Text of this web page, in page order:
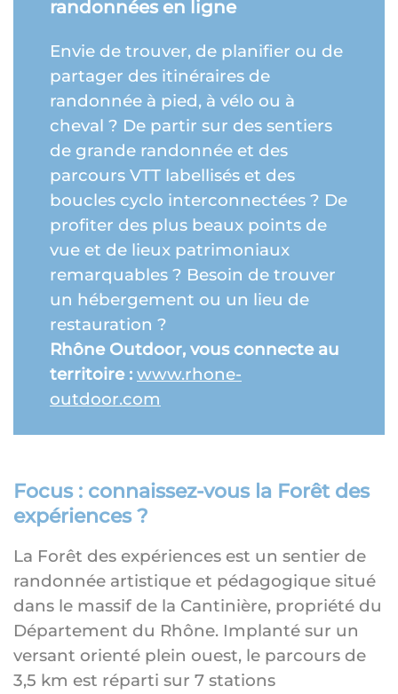
randonnées en ligne
Envie de trouver, de planifier ou de
partager des itinéraires de
randonnée à pied, à vélo ou à
cheval ? De partir sur des sentiers
de grande randonnée et des
parcours VTT labellisés et des
boucles cyclo interconnectées ? De
profiter des plus beaux points de
vue et de lieux patrimoniaux
remarquables ? Besoin de trouver
un hébergement ou un lieu de
restauration ?
Rhône Outdoor, vous connecte au
territoire : www.rhone-
outdoor.com
Focus : connaissez-vous la Forêt des
expériences ?
La Forêt des expériences est un sentier de
randonnée artistique et pédagogique situé
dans le massif de la Cantinière, propriété du
Département du Rhône. Implanté sur un
versant orienté plein ouest, le parcours de
3,5 km est réparti sur 7 stations